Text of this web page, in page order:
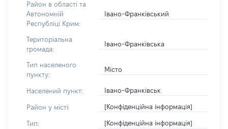
Район в області та
Автономній
Республіці Крим:
Івано-Франківський
Територіальна
громада:
Івано-Франківська
Тип населеного
пункту:
Місто
Населений пункт: Івано-Франківськ
Район у місті: [Конфіденційна інформація]
Тип: [Конфіденційна інформація]